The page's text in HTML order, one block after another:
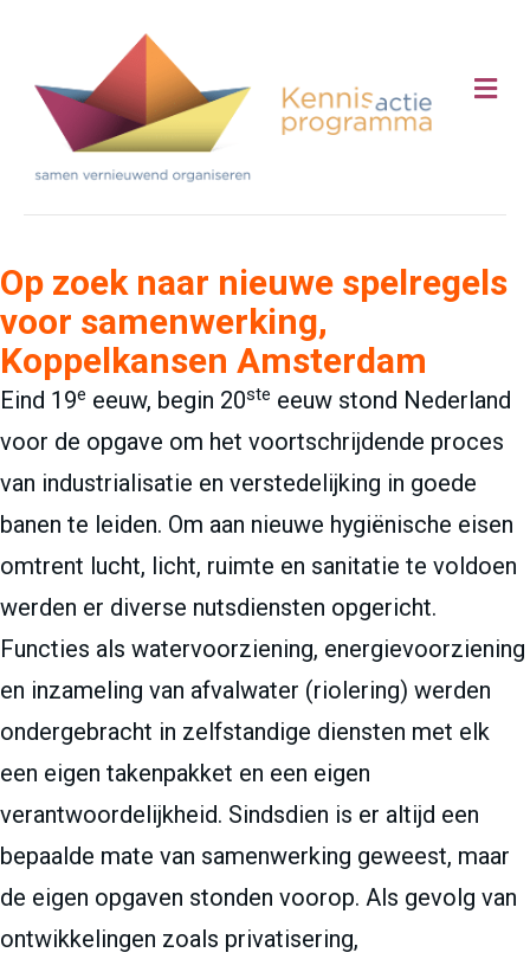
Op zoek naar nieuwe spelregels
voor samenwerking,
Koppelkansen Amsterdam
Eind 19e eeuw, begin 20ste eeuw stond Nederland
voor de opgave om het voortschrijdende proces
van industrialisatie en verstedelijking in goede
banen te leiden. Om aan nieuwe hygiënische eisen
omtrent lucht, licht, ruimte en sanitatie te voldoen
werden er diverse nutsdiensten opgericht.
Functies als watervoorziening, energievoorziening
en inzameling van afvalwater (riolering) werden
ondergebracht in zelfstandige diensten met elk
een eigen takenpakket en een eigen
verantwoordelijkheid. Sindsdien is er altijd een
bepaalde mate van samenwerking geweest, maar
de eigen opgaven stonden voorop. Als gevolg van
ontwikkelingen zoals privatisering,